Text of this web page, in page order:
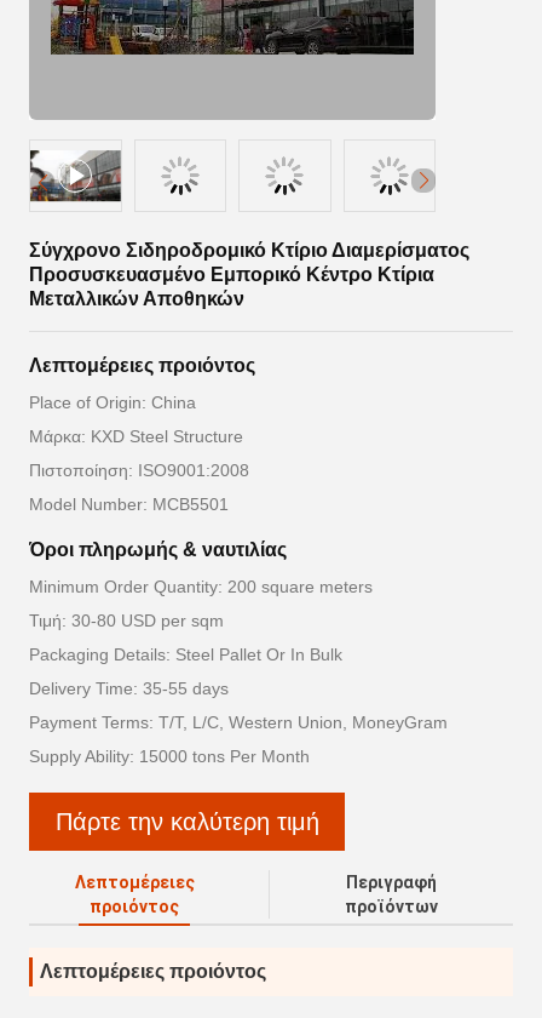
Σύγχρονο Σιδηροδρομικό Κτίριο Διαμερίσματος
Προσυσκευασμένο Εμπορικό Κέντρο Κτίρια
Μεταλλικών Αποθηκών
Λεπτομέρειες προιόντος
Place of Origin: China
Μάρκα: KXD Steel Structure
Πιστοποίηση: ISO9001:2008
Model Number: MCB5501
Όροι πληρωμής & ναυτιλίας
Minimum Order Quantity: 200 square meters
Τιμή: 30-80 USD per sqm
Packaging Details: Steel Pallet Or In Bulk
Delivery Time: 35-55 days
Payment Terms: T/T, L/C, Western Union, MoneyGram
Supply Ability: 15000 tons Per Month
Πάρτε την καλύτερη τιμή
Λεπτομέρειες
προιόντος
Περιγραφή
προϊόντων
Λεπτομέρειες προιόντος